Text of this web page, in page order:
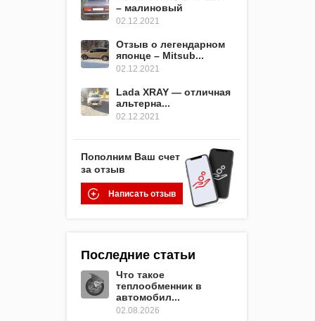
– малиновый
02.12.2021
Отзыв о легендарном
японце – Mitsub...
02.12.2021
Lada XRAY — отличная
альтерна...
02.12.2021
Пополним Ваш счет
за отзыв
Написать отзыв
Последние статьи
Что такое
теплообменник в
автомобил...
02.08.2026